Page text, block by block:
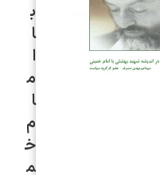
ب
ا
ا
م
ا
م
خ
م